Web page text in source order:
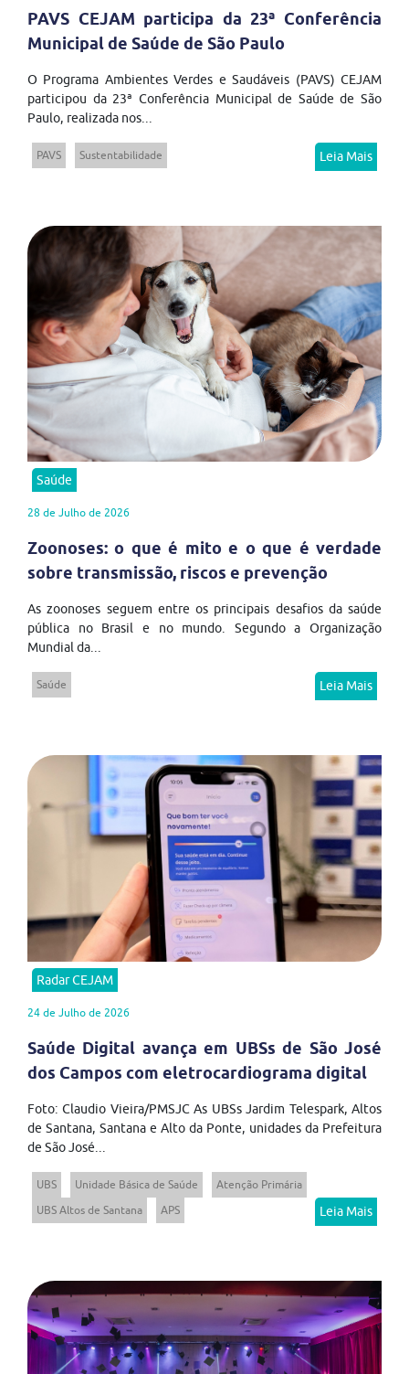
PAVS CEJAM participa da 23ª Conferência
Municipal de Saúde de São Paulo
O Programa Ambientes Verdes e Saudáveis (PAVS) CEJAM
participou da 23ª Conferência Municipal de Saúde de São
Paulo, realizada nos...
PAVS Sustentabilidade Leia Mais
Saúde
28 de Julho de 2026
Zoonoses: o que é mito e o que é verdade
sobre transmissão, riscos e prevenção
As zoonoses seguem entre os principais desafios da saúde
pública no Brasil e no mundo. Segundo a Organização
Mundial da...
Saúde Leia Mais
Radar CEJAM
24 de Julho de 2026
Saúde Digital avança em UBSs de São José
dos Campos com eletrocardiograma digital
Foto: Claudio Vieira/PMSJC As UBSs Jardim Telespark, Altos
de Santana, Santana e Alto da Ponte, unidades da Prefeitura
de São José...
UBS Unidade Básica de Saúde
Atenção Primária
UBS Altos de Santana
APS Leia Mais